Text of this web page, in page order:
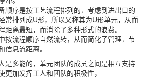
顺序是按工艺流程排列的，考虑到进出口的
常排列成U形，所以又称其为U形单元，从而
距离最短，而消除了多种形式的浪费。
按流程顺序自然流转，从而简化了管理，节
信息流距离。
是多能的，单元团队的成员之间是相互支持
更加发挥工人和团队的积极性，